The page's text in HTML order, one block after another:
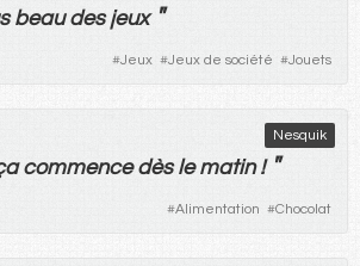
beau des jeux "
#Jeux #Jeux de société #Jouets
Nesquik
commencedèsle matin! "
#Alimentation #Chocolat